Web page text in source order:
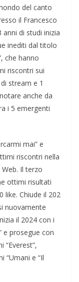
del canto
il Francesco
anni di studi inizia
inediti dal titolo
che hanno
riscontri sui
stream e 1
anche da
i 5 emergenti
mai” e
riscontri nella
Il terzo
ottimi risultati
like. Chiude il 202
nuovamente
il 2024 con i
e prosegue con
“Everest”,
“Umani e “Il